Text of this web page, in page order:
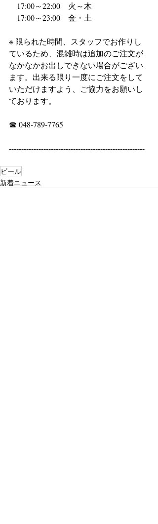
17:00～22:00　火～木
17:00～23:00　金・土
※ 限られた時間、スタッフでお作りし
ているため、混雑時は追加のご注文が
なかなかお出しできない場合がござい
ます。出来る限り一度にご注文をして
いただけますよう、ご協力をお願いし
ております。
☎ 048-789-7765
-------------------------------------------------------
ビール
新着ニュース